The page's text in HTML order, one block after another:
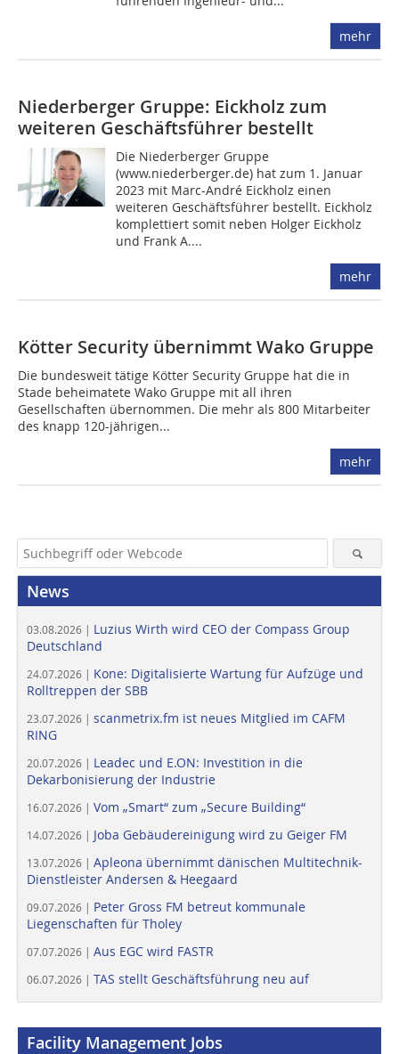
mehr
Niederberger Gruppe: Eickholz zum
weiteren Geschäftsführer bestellt
Die Niederberger Gruppe
(www.niederberger.de) hat zum 1. Januar
2023 mit Marc-André Eickholz einen
weiteren Geschäftsführer bestellt. Eickholz
komplettiert somit neben Holger Eickholz
und Frank A....
mehr
Kötter Security übernimmt Wako Gruppe
Die bundesweit tätige Kötter Security Gruppe hat die in
Stade beheimatete Wako Gruppe mit all ihren
Gesellschaften übernommen. Die mehr als 800 Mitarbeiter
des knapp 120-jährigen...
mehr
News
03.08.2026 | Luzius Wirth wird CEO der Compass Group
Deutschland
24.07.2026 | Kone: Digitalisierte Wartung für Aufzüge und
Rolltreppen der SBB
23.07.2026 | scanmetrix.fm ist neues Mitglied im CAFM
RING
20.07.2026 | Leadec und E.ON: Investition in die
Dekarbonisierung der Industrie
16.07.2026 | Vom „Smart“ zum „Secure Building“
14.07.2026 | Joba Gebäudereinigung wird zu Geiger FM
13.07.2026 | Apleona übernimmt dänischen Multitechnik-
Dienstleister Andersen & Heegaard
09.07.2026 | Peter Gross FM betreut kommunale
Liegenschaften für Tholey
07.07.2026 | Aus EGC wird FASTR
06.07.2026 | TAS stellt Geschäftsführung neu auf
Facility Management Jobs